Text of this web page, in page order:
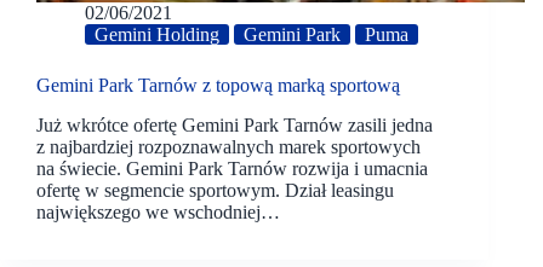
02/06/2021
Gemini Holding
Gemini Park Puma
Gemini Park Tarnów z topową marką sportową
Już wkrótce ofertę Gemini Park Tarnów zasili jedna
z najbardziej rozpoznawalnych marek sportowych
na świecie. Gemini Park Tarnów rozwija i umacnia
ofertę w segmencie sportowym. Dział leasingu
największego we wschodniej…